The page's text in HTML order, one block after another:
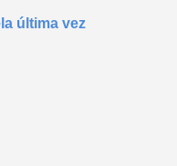
última vez